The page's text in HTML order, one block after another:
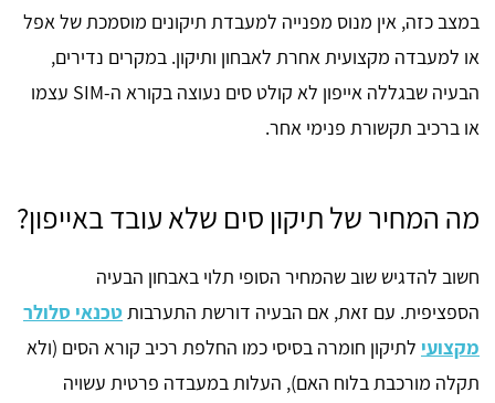
במצב כזה, אין מנוס מפנייה למעבדת תיקונים מוסמכת של אפל
או למעבדה מקצועית אחרת לאבחון ותיקון. במקרים נדירים,
הבעיה שבגללה אייפון לא קולט סים נעוצה בקורא ה-SIM עצמו
או ברכיב תקשורת פנימי אחר.
מה המחיר של תיקון סים שלא עובד באייפון?
חשוב להדגיש שוב שהמחיר הסופי תלוי באבחון הבעיה
הספציפית. עם זאת, אם הבעיה דורשת התערבותטכנאי סלולר
מקצועי לתיקון חומרה בסיסי כמו החלפת רכיב קורא הסים (ולא
תקלה מורכבת בלוח האם), העלות במעבדה פרטית עשויה